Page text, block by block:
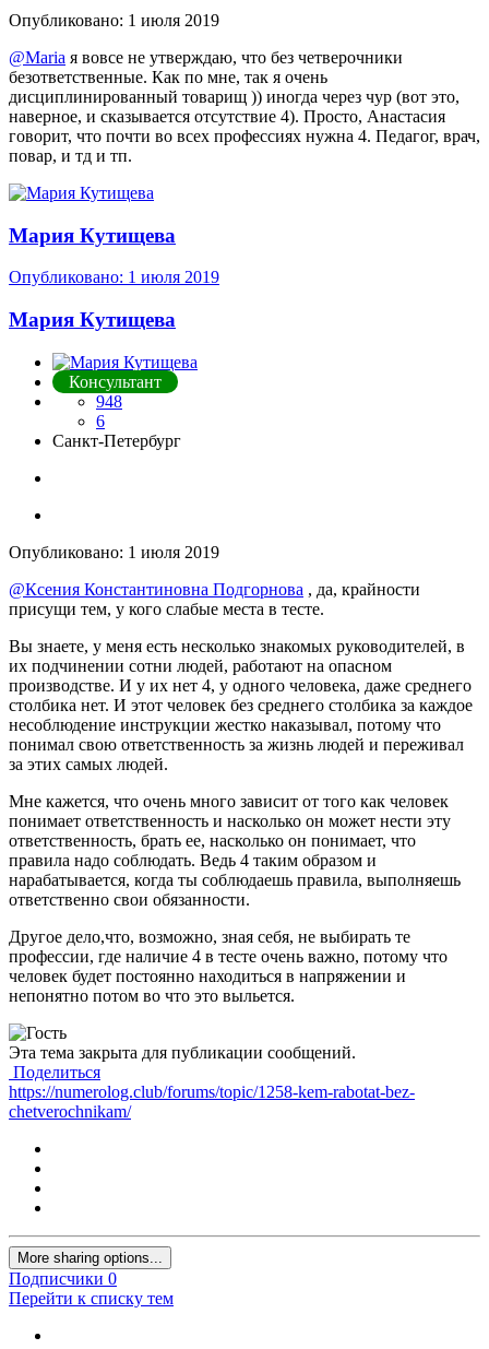
Опубликовано: 1 июля 2019
@Maria я вовсе не утверждаю, что без четверочники
безответственные. Как по мне, так я очень
дисциплинированный товарищ )) иногда через чур (вот это,
наверное, и сказывается отсутствие 4). Просто, Анастасия
говорит, что почти во всех профессиях нужна 4. Педагог, врач,
повар, и тд и тп.
Мария Кутищева
Опубликовано: 1 июля 2019
Мария Кутищева
Консультант
948
6
Санкт-Петербург
Опубликовано: 1 июля 2019
@Ксения Константиновна Подгорнова , да, крайности
присущи тем, у кого слабые места в тесте.
Вы знаете, у меня есть несколько знакомых руководителей, в
их подчинении сотни людей, работают на опасном
производстве. И у их нет 4, у одного человека, даже среднего
столбика нет. И этот человек без среднего столбика за каждое
несоблюдение инструкции жестко наказывал, потому что
понимал свою ответственность за жизнь людей и переживал
за этих самых людей.
Мне кажется, что очень много зависит от того как человек
понимает ответственность и насколько он может нести эту
ответственность, брать ее, насколько он понимает, что
правила надо соблюдать. Ведь 4 таким образом и
нарабатывается, когда ты соблюдаешь правила, выполняешь
ответственно свои обязанности.
Другое дело,что, возможно, зная себя, не выбирать те
профессии, где наличие 4 в тесте очень важно, потому что
человек будет постоянно находиться в напряжении и
непонятно потом во что это выльется.
Эта тема закрыта для публикации сообщений.
Поделиться
https://numerolog.club/forums/topic/1258-kem-rabotat-bez-
chetverochnikam/
More sharing options...
Подписчики 0
Перейти к списку тем